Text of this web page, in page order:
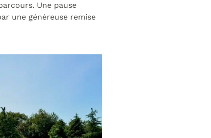
Une pause
une généreuse remise